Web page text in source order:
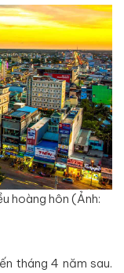
hoàng hôn (Ảnh:
tháng 4 năm sau.